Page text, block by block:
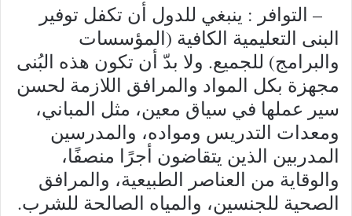
– التوافر : ينبغي للدول أن تكفل توفير
البنى التعليمية الكافية (المؤسسات
والبرامج) للجميع. ولا بدّ أن تكون هذه البُنى
مجهزة بكل المواد والمرافق اللازمة لحسن
سير عملها في سياق معين، مثل المباني،
ومعدات التدريس ومواده، والمدرسين
المدربين الذين يتقاضون أجرًا منصفًا،
والوقاية من العناصر الطبيعية، والمرافق
الصحية للجنسين، والمياه الصالحة للشرب.